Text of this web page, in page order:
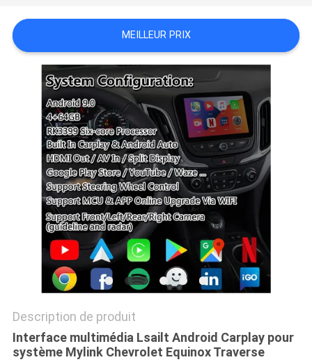
SITEMAP
PRIVACY
POLICY
MEILLEUR PRIX
Description de produit
Interface multimédia Lsailt Android Carplay pour
système Mylink Chevrolet Equinox Traverse